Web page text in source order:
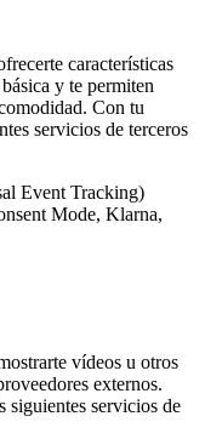
características
y te permiten
Con tu
servicios de terceros
Event Tracking)
Mode, Klarna,
vídeos u otros
externos.
siguientes servicios de